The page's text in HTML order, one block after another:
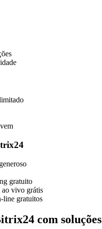
gratuito
ao vivo grátis
line gratuitos
com soluções